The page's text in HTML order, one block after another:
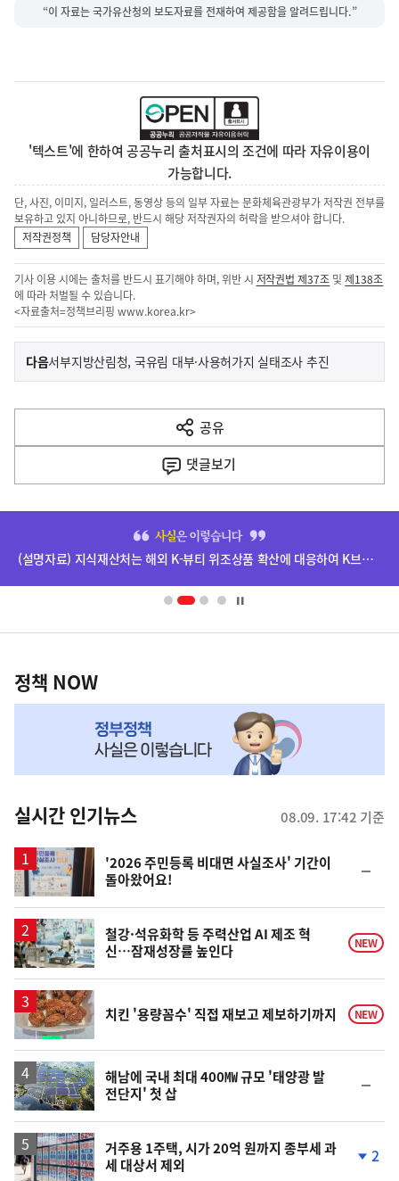
“이 자료는 국가유산청의 보도자료를 전재하여 제공함을 알려드립니다.”
'텍스트'에 한하여 공공누리 출처표시의 조건에 따라 자유이용이
가능합니다.
단, 사진, 이미지, 일러스트, 동영상 등의 일부 자료는 문화체육관광부가 저작권 전부를
보유하고 있지 아니하므로, 반드시 해당 저작권자의 허락을 받으셔야 합니다.
저작권정책
담당자안내
기사 이용 시에는 출처를 반드시 표기해야 하며, 위반 시 저작권법 제37조 및제138조
에 따라 처벌될 수 있습니다.
<자료출처=정책브리핑 www.korea.kr>
이
전
다
음
다음기
사
서부지방산림청, 국유림 대부·사용허가지 실태조사 추진
공유
열
기
댓글보기
영
(설명자료) 지식재산처는 해외 K-뷰티 위조상품 확산에 대응하여 K브랜드 정부인증, 유통차단, 국제공조까지 K-브랜드 보호를 강화하고 있습니다.
책
NOW,
뉴
스
정책 NOW
실시간 인기뉴스 08.09. 17:42 기준
'2026 주민등록 비대면 사실조사' 기간이
돌아왔어요!
일
철강·석유화학 등 주력산업 AI 제조 혁
신…잠재성장률 높인다
NEW
치킨 '용량꼼수' 직접 재보고 제보하기까지 NEW
해남에 국내 최대 400㎿ 규모 '태양광 발
전단지' 첫 삽
일
거주용 1주택, 시가 20억 원까지 종부세 과
세 대상서 제외
2